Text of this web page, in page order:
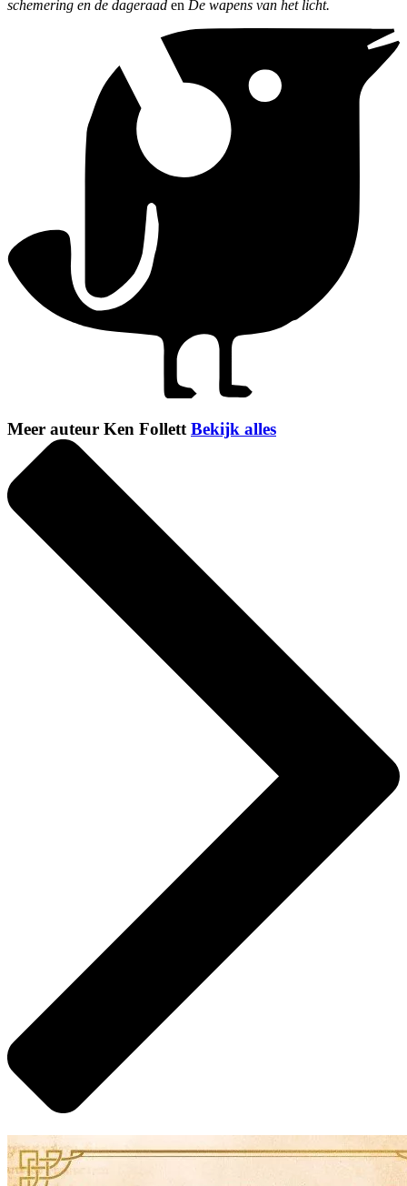
schemering en de dageraad en De wapens van het licht.
Meer auteur Ken Follett Bekijk alles